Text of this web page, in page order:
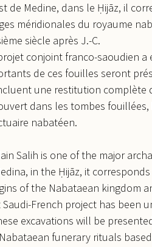
de Medine, dans le Ḥijāz, il
méridionales du royaume
siècle après J.-C.
conjoint franco-saoudien
de ces fouilles seront
une restitution complète
dans les tombes
nabatéen.
Salih is one of the major
in the Ḥijāz, it
of the Nabataean kingdom
Saudi-French project has been
excavations will be
funerary rituals